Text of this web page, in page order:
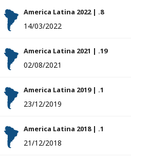
America Latina 2022 | .8
14/03/2022
America Latina 2021 | .19
02/08/2021
America Latina 2019 | .1
23/12/2019
America Latina 2018 | .1
21/12/2018